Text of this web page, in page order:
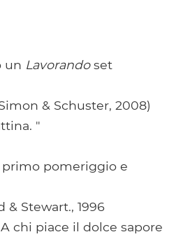
un Lavorandoset
& Schuster, 2008)
"
pomeriggio e
& Stewart., 1996
chi piace il dolce sapore